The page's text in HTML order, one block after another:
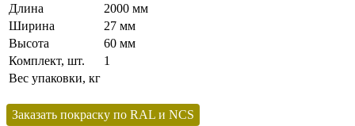
Длина
2000 мм
Ширина
27 мм
Высота
60 мм
Комплект, шт.
1
Вес упаковки, кг
Заказать покраску по RAL и NCS